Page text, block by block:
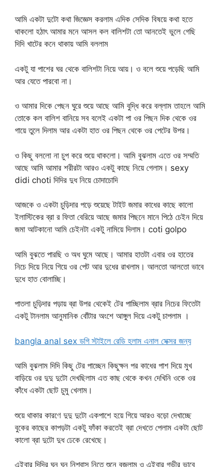
আমি একটা দুটো কথা জিজ্ঞেস করলাম এদিক সেদিক বিষয়ে কথা হতে
থাকলো হঠাৎ আমার মনে আসল কল বালিশটা তো আনতেই ভুলে গেছি
দিদি খাটের কনে থাকায় আমি বললাম
একটু যা পাশের ঘর থেকে বালিশটা নিয়ে আয়। ও বলে শুয়ে পড়েছি আমি
আর যেতে পারবো না।
ও আমার দিকে পেছন ঘুরে শুয়ে আছে আমি বুদ্ধি করে বল্লাম তাহলে আমি
তোকে কল বালিশ বানিয়ে সব বলেই একটা পা ওর পিছন দিক থেকে ওর
গায়ে তুলে দিলাম আর একটা হাত ওর পিছন থেকে ওর পেটের উপর।
ও কিছু বললো না চুপ করে শুয়ে থাকলো। আমি বুঝলাম এতে ওর সম্মতি
আছে আমি আমার শরীরটা আরও একটু কাছে নিয়ে গেলাম। sexy
didi choti দিদির দুধ নিয়ে চোদাচোদি
আজকে ও একটা চুড়িদার পড়ে শুয়েছে টাইট জমার কাধের কাছে কালো
ইলাস্টিকের ব্রা র ফিতা বেরিয়ে আছে জমার পিছনে মানে পিঠে চেইন দিয়ে
জমা আটকানো আমি চেইনটা একটু নামিয়ে দিলাম। coti golpo
আমি বুঝতে পারছি ও অধ ঘুমে আছে। আমার হাতটা এবার ওর হাতের
নিচে দিয়ে নিয়ে গিয়ে ওর পেট আর দুধের রাখলাম। আলতো আলতো ভাবে
দুধে হাত বোলাচ্ছি।
পাতলা চুড়িদার পড়ায় ব্রা উপর থেকেই টের পাচ্ছিলাম ব্রার নিচের ফিতেটা
একটু টানলাম আনুমানিক বোঁটার অংশে আঙ্গুল দিয়ে একটু চাপলাম ।
bangla anal sex ডগি স্টাইলে রেডি হলাম এনাল সেক্সর জন্য
আমি বুঝলাম দিদি কিছু টের পাচ্ছেন কিছুক্ষন পর কাধের পাশ দিয়ে মুখ
বাড়িয়ে ওর দুদু দুটো দেখছিলাম এত কাছ থেকে কখন দেখিনি ওকে ওর
কাঁধে একটা ছোট চুমু খেলাম।
শুয়ে থাকার কারণে দুদু দুটো একপাশে হয়ে গিয়ে আরও বড়ো দেখাচ্ছে
বুকের কাছের কাপড়টা একটু ফাঁকা করতেই ব্রা দেখতে পেলাম একটা ছোট
কালো ব্রা দুটো দুধ ঢেকে রেখেছে।
এইবার দিদির ঘন ঘন নিশ্বাস নিতে শুনে বুজলাম ও এইবার গভীর ভাবে